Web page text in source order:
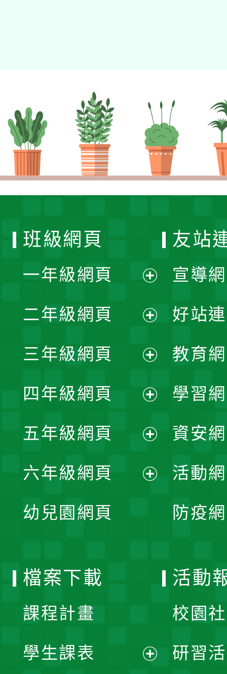
班級網頁
一年級網頁
開
選
單
二年級網頁
開
選
單
三年級網頁
開
選
單
四年級網頁
開
選
五年級網頁
開
六年級網頁
幼兒園網頁
友站
宣導
好站
教育
學習
資安
活動
防疫
檔案下載
課程計畫
學生課表
活動
校園
研習